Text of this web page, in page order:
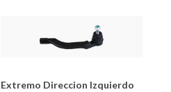
Extremo Direccion Izquierdo